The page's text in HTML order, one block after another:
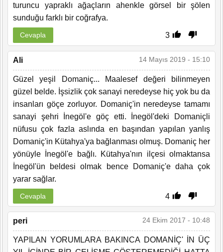
turuncu yapraklı ağaçların ahenkle görsel bir şölen
sunduğu farklı bir coğrafya.
3
Cevapla
Ali 14 Mayıs 2019 - 15:10
Güzel yeşil Domaniç... Maalesef değeri bilinmeyen
güzel belde. İşsizlik çok sanayi neredeyse hiç yok bu da
insanları göçe zorluyor. Domaniç'in neredeyse tamamı
sanayi şehri İnegöl'e göç etti. İnegöl'deki Domaniçli
nüfusu çok fazla aslında en başından yapılan yanlış
Domaniç'in Kütahya'ya bağlanması olmuş. Domaniç her
yönüyle İnegöl'e bağlı. Kütahya'nın ilçesi olmaktansa
İnegöl'ün beldesi olmak bence Domaniç'e daha çok
yarar sağlar.
4
Cevapla
peri 24 Ekim 2017 - 10:48
YAPILAN YORUMLARA BAKINCA DOMANİÇ' İN ÜÇ